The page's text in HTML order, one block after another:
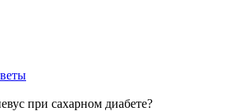
при сахарном диабете?